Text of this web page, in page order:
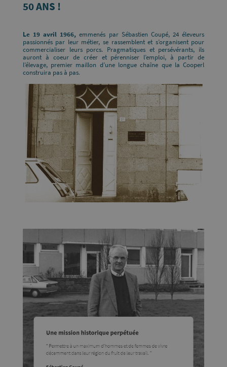
50 ANS !
Le 19 avril 1966, emmenés par Sébastien Coupé, 24 éleveurs
passionnés par leur métier, se rassemblent et s’organisent pour
commercialiser leurs porcs. Pragmatiques et persévérants, ils
auront à coeur de créer et pérenniser l’emploi, à partir de
l’élevage, premier maillon d’une longue chaîne que la Cooperl
construira pas à pas.